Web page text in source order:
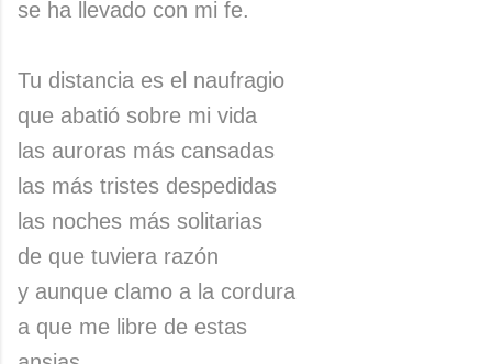
se ha llevado con mi fe.
Tu distancia es el naufragio
que abatió sobre mi vida
las auroras más cansadas
las más tristes despedidas
las noches más solitarias
de que tuviera razón
y aunque clamo a la cordura
a que me libre de estas